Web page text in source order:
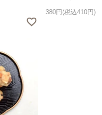
380円(税込410円)